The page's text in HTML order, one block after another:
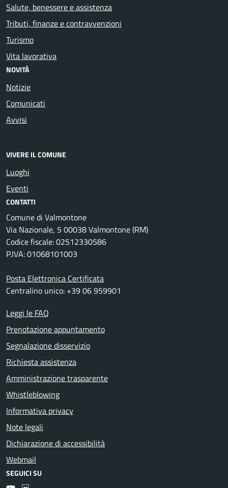
Salute, benessere e assistenza
Tributi, finanze e contravvenzioni
Turismo
Vita lavorativa
NOVITÀ
Notizie
Comunicati
Avvisi
VIVERE IL COMUNE
Luoghi
Eventi
CONTATTI
Comune di Valmontone
Via Nazionale, 5 00038 Valmontone (RM)
Codice fiscale: 02512330586
P.IVA: 01068101003
Posta Elettronica Certificata
Centralino unico: +39 06 959901
Leggi le FAQ
Prenotazione appuntamento
Segnalazione disservizio
Richiesta assistenza
Amministrazione trasparente
Whistleblowing
Informativa privacy
Note legali
Dichiarazione di accessibilità
Webmail
SEGUICI SU